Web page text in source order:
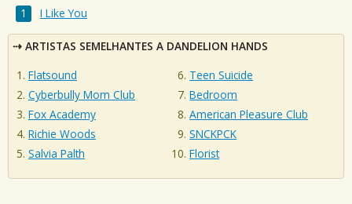
I Like You
ARTISTAS SEMELHANTES A DANDELION HANDS
Flatsound
Cyberbully Mom Club
Fox Academy
Richie Woods
Salvia Palth
Teen Suicide
Bedroom
American Pleasure Club
SNCKPCK
Florist